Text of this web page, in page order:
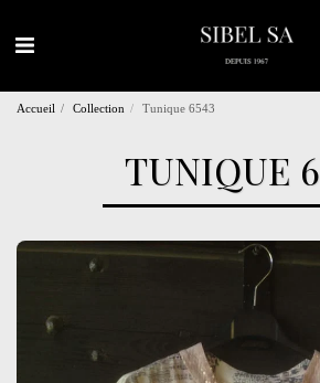
Accueil Collection Tunique 6543
TUNIQUE